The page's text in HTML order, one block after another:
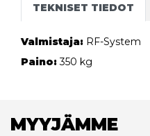
TEKNISET TIEDOT
Valmistaja: RF-System
Paino: 350 kg
MYYJÄMME